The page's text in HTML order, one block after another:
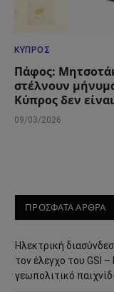
ΚΎΠΡΟΣ
Πάφος:
στέλνουν
Κύπρος δεν
09/03/2026
ΠΡΟΣΦΑΤΑ ΑΡΘΡΑ
Ηλεκτρική
τον έλεγχο του GSI –
γεωπολιτικό